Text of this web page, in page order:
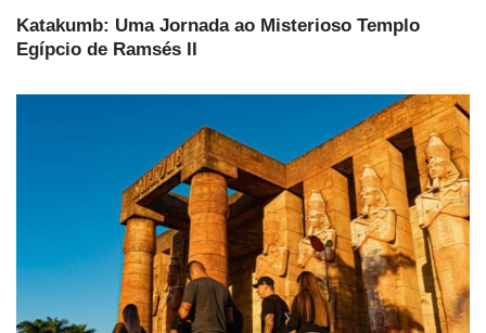
Katakumb: Uma Jornada ao Misterioso Templo
Egípcio de Ramsés II